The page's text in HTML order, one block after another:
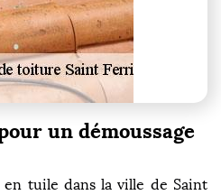
un démoussage
tuile dans la ville de Saint